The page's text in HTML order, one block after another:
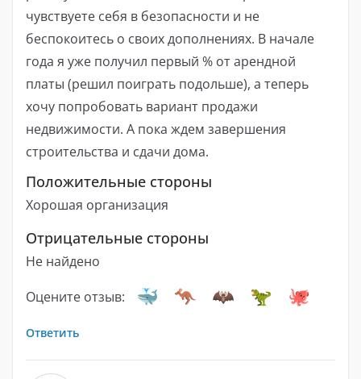
чувствуете себя в безопасности и не
беспокоитесь о своих дополнениях. В начале
года я уже получил первый % от арендной
платы (решил поиграть подольше), а теперь
хочу попробовать вариант продажи
недвижимости. А пока ждем завершения
строительства и сдачи дома.
Положительные стороны
Хорошая организация
Отрицательные стороны
Не найдено
Оцените отзыв:
Ответить